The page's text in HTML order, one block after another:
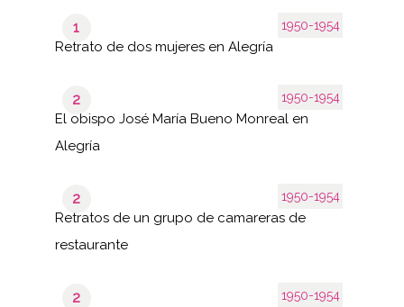
1950-1954
1
Retrato de dos mujeres en Alegría
1950-1954
2
El obispo José María Bueno Monreal en
Alegría
1950-1954
2
Retratos de un grupo de camareras de
restaurante
1950-1954
2